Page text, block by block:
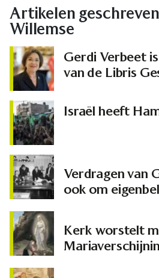
Artikelen
Willemse
Gerdi Verbeet
van de Libris
Israël heeft
Verdragen van
ook om
Kerk worstelt